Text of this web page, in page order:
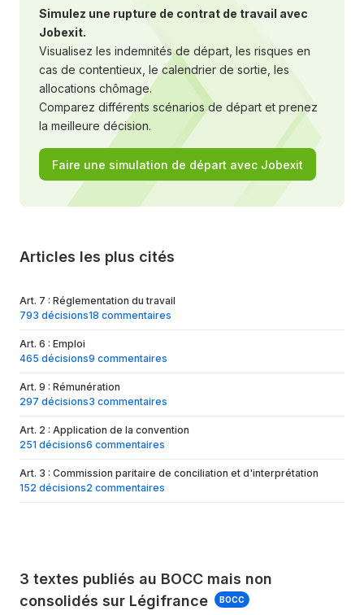
Simulez une rupture de contrat de travail avec
Jobexit.
Visualisez les indemnités de départ, les risques en
cas de contentieux, le calendrier de sortie, les
allocations chômage.
Comparez différents scénarios de départ et prenez
la meilleure décision.
Faire une simulation de départ avec Jobexit
Articles les plus cités
Art. 7 : Réglementation du travail
793 décisions18 commentaires
Art. 6 : Emploi
465 décisions9 commentaires
Art. 9 : Rémunération
297 décisions3 commentaires
Art. 2 : Application de la convention
251 décisions6 commentaires
Art. 3 : Commission paritaire de conciliation et d'interprétation
152 décisions2 commentaires
3 textes publiés au BOCC mais non
consolidés sur Légifrance
BOCC